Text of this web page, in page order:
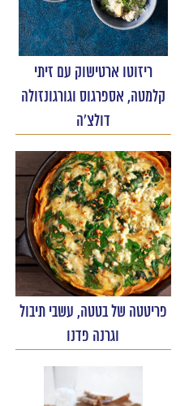
ריזוטו ארטישוק עם זיתי
קלמטה, אספרגוס וגורגונזולה
דולצ'ה
פריטטה של בטטה, עשבי תיבול
וגרנה פדנו